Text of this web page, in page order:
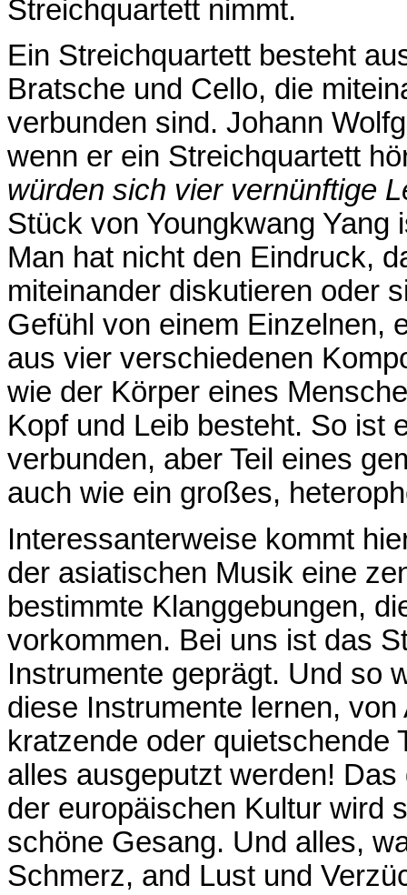
Streichquartett nimmt.
Ein Streichquartett besteht
Bratsche und Cello, die
verbunden sind. Johann
wenn er ein Streichquartett
würden sich vier vernünftige
Stück von Youngkwang
Man hat nicht den Eindruck,
miteinander diskutieren oder
Gefühl von einem Einzelnen,
aus vier verschiedenen
wie der Körper eines
Kopf und Leib besteht. So ist
verbunden, aber Teil eines
auch wie ein großes,
Interessanterweise kommt
der asiatischen Musik eine
bestimmte Klanggebungen,
vorkommen. Bei uns ist das
Instrumente geprägt. Und so
diese Instrumente lernen,
kratzende oder quietschende
alles ausgeputzt werden!
der europäischen Kultur wird
schöne Gesang. Und alles,
Schmerz, and Lust und